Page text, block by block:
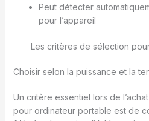
Peut détecter
pour l’appareil
Les critères de sélection
Choisir selon la puissance et la
Un critère essentiel lors de
pour ordinateur portable est de